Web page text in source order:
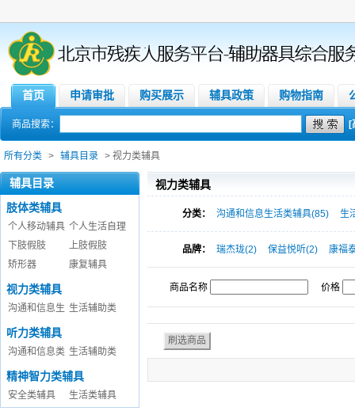
首页 申请审批 购买展示 辅具政策 购物指南
商品搜索： [
所有分类 > 辅具目录 > 视力类辅具
辅具目录
肢体类辅具
个人移动辅具 个人生活自理
下肢假肢
上肢假肢
矫形器
康复辅具
视力类辅具
沟通和信息生 生活辅助类
听力类辅具
沟通和信息类 生活辅助类
精神智力类辅具
安全类辅具 生活类辅具
视力类辅具
分类： 沟通和信息生活类辅具(85) 生
品牌： 瑞杰珑(2) 保益悦听(2) 康福
商品名称 价格